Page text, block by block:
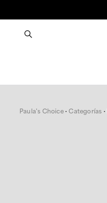
Paula's Choice Categorías